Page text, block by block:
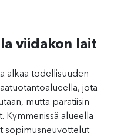
viidakon lait
alkaa todellisuuden
jota
mutta paratiisin
Kymmenissä alueella
sopimusneuvottelut